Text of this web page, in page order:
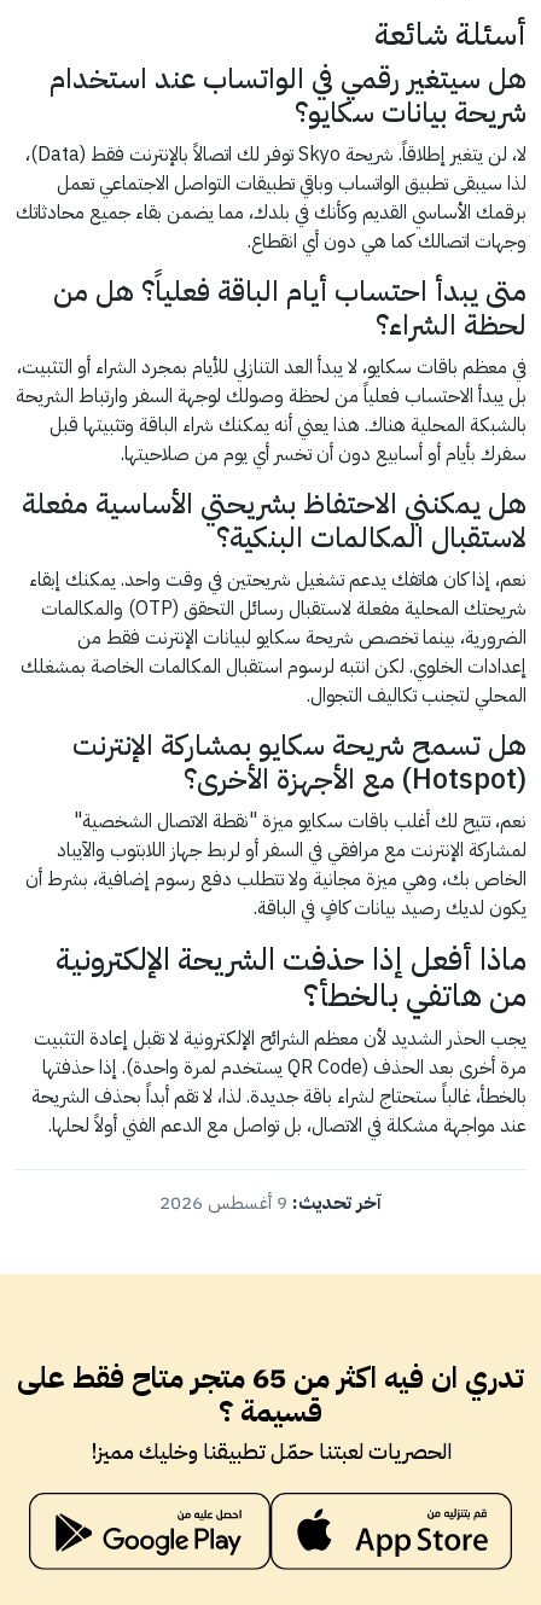
أسئلة شائعة
هل سيتغير رقمي في الواتساب عند استخدام
شريحة بيانات سكايو؟
لا، لن يتغير إطلاقاً. شريحة Skyo توفر لك اتصالاً بالإنترنت فقط (Data)،
لذا سيبقى تطبيق الواتساب وباقي تطبيقات التواصل الاجتماعي تعمل
برقمك الأساسي القديم وكأنك في بلدك، مما يضمن بقاء جميع محادثاتك
وجهات اتصالك كما هي دون أي انقطاع.
متى يبدأ احتساب أيام الباقة فعلياً؟ هل من
لحظة الشراء؟
في معظم باقات سكايو، لا يبدأ العد التنازلي للأيام بمجرد الشراء أو التثبيت،
بل يبدأ الاحتساب فعلياً من لحظة وصولك لوجهة السفر وارتباط الشريحة
بالشبكة المحلية هناك. هذا يعني أنه يمكنك شراء الباقة وتثبيتها قبل
سفرك بأيام أو أسابيع دون أن تخسر أي يوم من صلاحيتها.
هل يمكنني الاحتفاظ بشريحتي الأساسية مفعلة
لاستقبال المكالمات البنكية؟
نعم، إذا كان هاتفك يدعم تشغيل شريحتين في وقت واحد. يمكنك إبقاء
شريحتك المحلية مفعلة لاستقبال رسائل التحقق (OTP) والمكالمات
الضرورية، بينما تخصص شريحة سكايو لبيانات الإنترنت فقط من
إعدادات الخلوي. لكن انتبه لرسوم استقبال المكالمات الخاصة بمشغلك
المحلي لتجنب تكاليف التجوال.
هل تسمح شريحة سكايو بمشاركة الإنترنت
(Hotspot) مع الأجهزة الأخرى؟
نعم، تتيح لك أغلب باقات سكايو ميزة "نقطة الاتصال الشخصية"
لمشاركة الإنترنت مع مرافقي في السفر أو لربط جهاز اللابتوب والآيباد
الخاص بك، وهي ميزة مجانية ولا تتطلب دفع رسوم إضافية، بشرط أن
يكون لديك رصيد بيانات كافٍ في الباقة.
ماذا أفعل إذا حذفت الشريحة الإلكترونية
من هاتفي بالخطأ؟
يجب الحذر الشديد لأن معظم الشرائح الإلكترونية لا تقبل إعادة التثبيت
مرة أخرى بعد الحذف (QR Code يستخدم لمرة واحدة). إذا حذفتها
بالخطأ، غالباً ستحتاج لشراء باقة جديدة. لذا، لا تقم أبداً بحذف الشريحة
عند مواجهة مشكلة في الاتصال، بل تواصل مع الدعم الفني أولاً لحلها.
آخر تحديث:
تدري ان فيه اكثر من 65 متجر متاح فقط على
قسيمة ؟
الحصريات لعبتنا حمّل تطبيقنا وخليك مميز!